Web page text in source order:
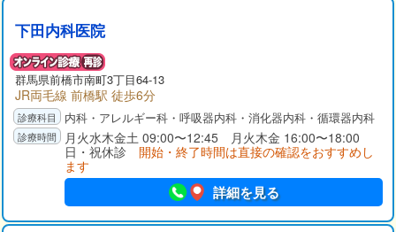
下田内科医院
群馬県前橋市南町3丁目64-13
JR両毛線 前橋駅 徒歩6分
内科・アレルギー科・呼吸器内科・消化器内科・循環器内科
月火水木金土 09:00〜12:45 月火木金 16:00〜18:00
日・祝休診 開始・終了時間は直接の確認をおすすめし
ます
詳細を見る